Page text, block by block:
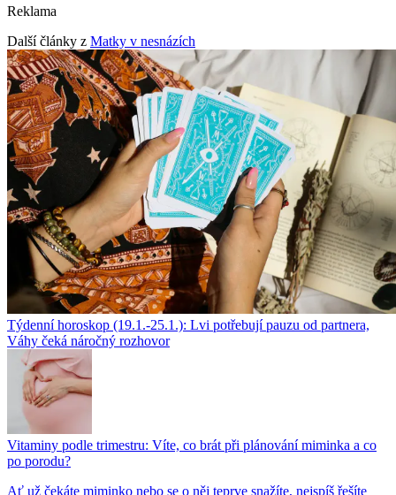
Reklama
Další články z Matky v nesnázích
Týdenní horoskop (19.1.-25.1.): Lvi potřebují pauzu od partnera,
Váhy čeká náročný rozhovor
Vitaminy podle trimestru: Víte, co brát při plánování miminka a co
po porodu?
Ať už čekáte miminko nebo se o něj teprve snažíte, nejspíš řešíte